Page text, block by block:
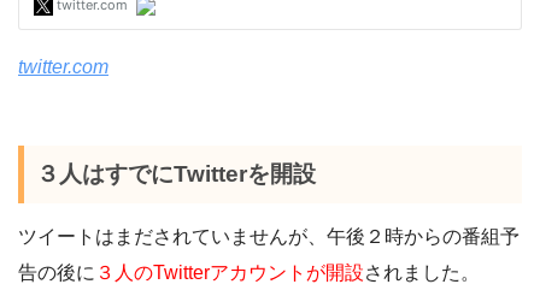
twitter.com
３人はすでにTwitterを開設
ツイートはまだされていませんが、午後２時からの番組予
告の後に ３人のTwitterアカウントが開設されました。